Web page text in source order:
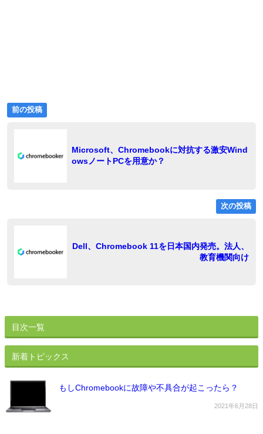
投
ナ
前の投稿
の
Microsoft、Chromebookに対抗する激安Wind
owsノートPCを用意か？
次の投稿
Dell、Chromebook 11を日本国内発売。法人、
教育機関向け
目次一覧
新着トピックス
もしChromebookに故障や不具合が起こったら？
2021年6月28日